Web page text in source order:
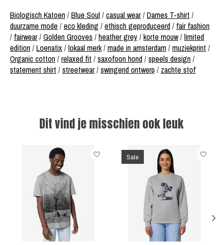
Biologisch Katoen/Blue Soul/casual wear/Dames T-shirt /
duurzame mode /eco kleding /ethisch geproduceerd/ fair fashion
/ fairwear/Golden Grooves /heather grey/korte mouw/limited
edition/Loenatix/lokaal merk/made in amsterdam/muziekprint /
Organic cotton/relaxed fit /saxofoon hond/speels design/
statement shirt /streetwear/swingend ontwerp / zachte stof
Dit vind je misschien ook leuk
Items van productcarrousel
Sale